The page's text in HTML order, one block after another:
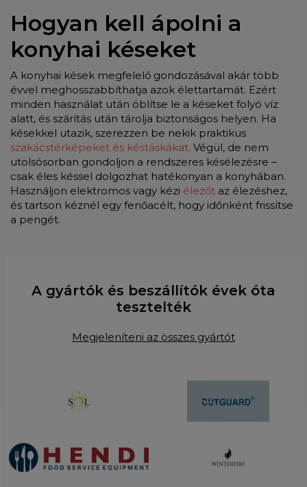
Hogyan kell ápolni a
konyhai késeket
A konyhai kések megfelelő gondozásával akár több
évvel meghosszabbíthatja azok élettartamát. Ezért
minden használat után öblítse le a késeket folyó víz
alatt, és szárítás után tárolja biztonságos helyen. Ha
késekkel utazik, szerezzen be nekik praktikus
szakácstérképeket és késtáskákat. Végül, de nem
utolsósorban gondoljon a rendszeres késélezésre –
csak éles késsel dolgozhat hatékonyan a konyhában.
Használjon elektromos vagy kézi élezőt az élezéshez,
és tartson kéznél egy fenőacélt, hogy időnként frissítse
a pengét.
A gyártók és beszállítók évek óta
tesztelték
Megjeleníteni az összes gyártót